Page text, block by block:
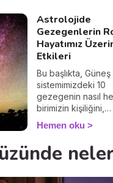
artırmak için kullanılır.
Astrolojide
Gezegenlerin
Hayatımız
Etkileri
Bu başlıkta, Güneş
sistemimizdeki 10
gezegenin nasıl
birimizin kişiliğini,
tercihlerini ve
şekillendirdiğini
Astrolojiye giriş
karakteristik
Hemen oku